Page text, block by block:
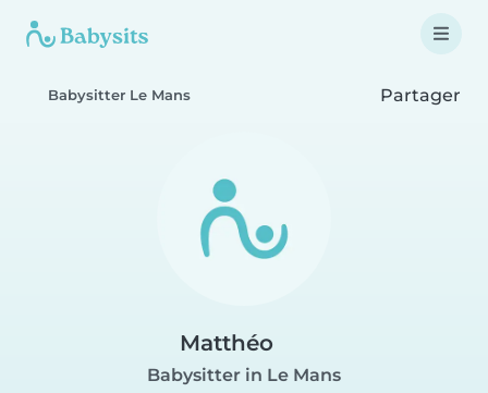
Babysitter Le Mans Partager
Matthéo
Babysitter in Le Mans